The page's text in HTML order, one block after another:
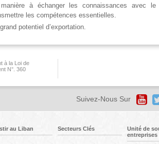
à échanger les connaissances avec
les compétences essentielles.
potentiel d’exportation.
à la Loi de
N°. 360
Suivez-Nous Sur
au Liban Secteurs Clés
Unité de
entreprises